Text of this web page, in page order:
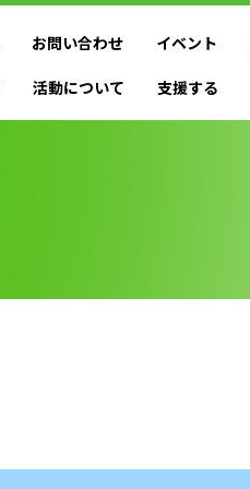
活動について 支援する
お問い合わせ イベント